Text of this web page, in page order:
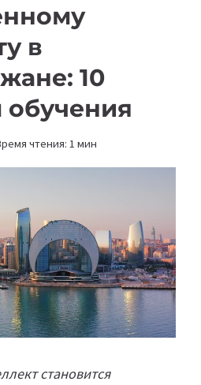
в
10
чтения: 1 мин
становится